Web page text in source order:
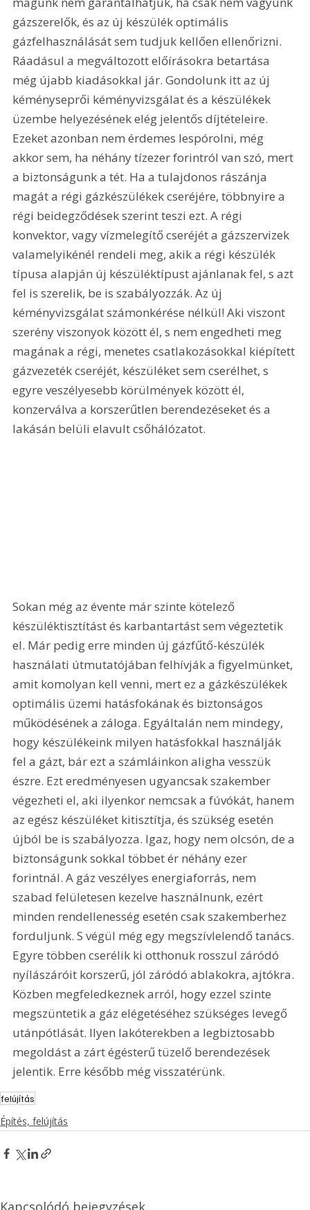
gázszerelők, és az új készülék optimális
gázfelhasználását sem tudjuk kellően ellenőrizni.
Ráadásul a megváltozott előírásokra betartása
még újabb kiadásokkal jár. Gondolunk itt az új
kéményseprői kéményvizsgálat és a készülékek
üzembe helyezésének elég jelentős díjtételeire.
Ezeket azonban nem érdemes lespórolni, még
akkor sem, ha néhány tízezer forintról van szó, mert
a biztonságunk a tét. Ha a tulajdonos rászánja
magát a régi gázkészülékek cseréjére, többnyire a
régi beidegződések szerint teszi ezt. A régi
konvektor, vagy vízmelegítő cseréjét a gázszervizek
valamelyikénél rendeli meg, akik a régi készülék
típusa alapján új készüléktípust ajánlanak fel, s azt
fel is szerelik, be is szabályozzák. Az új
kéményvizsgálat számonkérése nélkül! Aki viszont
szerény viszonyok között él, s nem engedheti meg
magának a régi, menetes csatlakozásokkal kiépített
gázvezeték cseréjét, készüléket sem cserélhet, s
egyre veszélyesebb körülmények között él,
konzerválva a korszerűtlen berendezéseket és a
lakásán belüli elavult csőhálózatot.
Sokan még az évente már szinte kötelező
készüléktisztítást és karbantartást sem végeztetik
el. Már pedig erre minden új gázfűtő-készülék
használati útmutatójában felhívják a figyelmünket,
amit komolyan kell venni, mert ez a gázkészülékek
optimális üzemi hatásfokának és biztonságos
működésének a záloga. Egyáltalán nem mindegy,
hogy készülékeink milyen hatásfokkal használják
fel a gázt, bár ezt a számláinkon aligha vesszük
észre. Ezt eredményesen ugyancsak szakember
végezheti el, aki ilyenkor nemcsak a fúvókát, hanem
az egész készüléket kitisztítja, és szükség esetén
újból be is szabályozza. Igaz, hogy nem olcsón, de a
biztonságunk sokkal többet ér néhány ezer
forintnál. A gáz veszélyes energiaforrás, nem
szabad felületesen kezelve használnunk, ezért
minden rendellenesség esetén csak szakemberhez
forduljunk. S végül még egy megszívlelendő tanács.
Egyre többen cserélik ki otthonuk rosszul záródó
nyílászáróit korszerű, jól záródó ablakokra, ajtókra.
Közben megfeledkeznek arról, hogy ezzel szinte
megszüntetik a gáz elégetéséhez szükséges levegő
utánpótlását. Ilyen lakóterekben a legbiztosabb
megoldást a zárt égésterű tüzelő berendezések
jelentik. Erre később még visszatérünk.
felújítás
Építés, felújítás
Kapcsolódó bejegyzések